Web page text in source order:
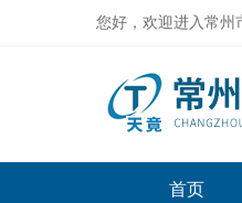
您好，欢迎进入常州
首页